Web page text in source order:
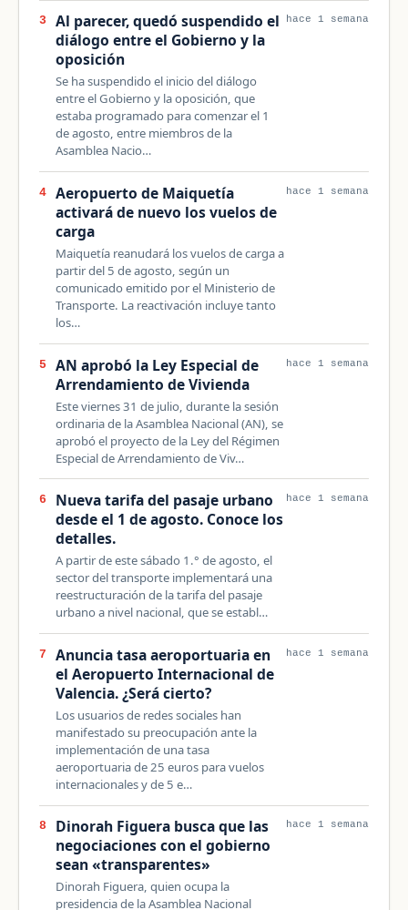
3
Al parecer, quedó suspendido el
diálogo entre el Gobierno y la
oposición
Se ha suspendido el inicio del diálogo
entre el Gobierno y la oposición, que
estaba programado para comenzar el 1
de agosto, entre miembros de la
Asamblea Nacio…
hace 1 semana
4
Aeropuerto de Maiquetía
activará de nuevo los vuelos de
carga
Maiquetía reanudará los vuelos de carga a
partir del 5 de agosto, según un
comunicado emitido por el Ministerio de
Transporte. La reactivación incluye tanto
los…
hace 1 semana
5
AN aprobó la Ley Especial de
Arrendamiento de Vivienda
Este viernes 31 de julio, durante la sesión
ordinaria de la Asamblea Nacional (AN), se
aprobó el proyecto de la Ley del Régimen
Especial de Arrendamiento de Viv…
hace 1 semana
6
Nueva tarifa del pasaje urbano
desde el 1 de agosto. Conoce los
detalles.
A partir de este sábado 1.° de agosto, el
sector del transporte implementará una
reestructuración de la tarifa del pasaje
urbano a nivel nacional, que se establ…
hace 1 semana
7
Anuncia tasa aeroportuaria en
el Aeropuerto Internacional de
Valencia. ¿Será cierto?
Los usuarios de redes sociales han
manifestado su preocupación ante la
implementación de una tasa
aeroportuaria de 25 euros para vuelos
internacionales y de 5 e…
hace 1 semana
8
Dinorah Figuera busca que las
negociaciones con el gobierno
sean «transparentes»
Dinorah Figuera, quien ocupa la
presidencia de la Asamblea Nacional
hace 1 semana